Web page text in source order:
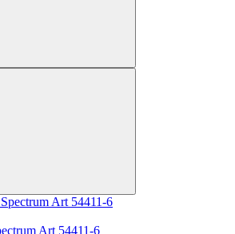
Art 54411-6